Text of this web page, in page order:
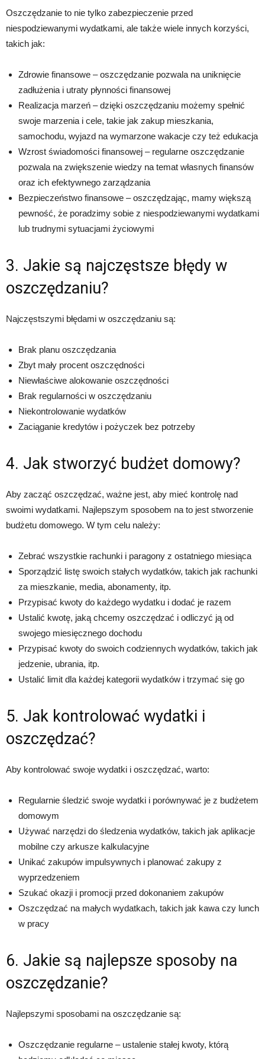
Oszczędzanie to nie tylko zabezpieczenie przed
niespodziewanymi wydatkami, ale także wiele innych korzyści,
takich jak:
Zdrowie finansowe – oszczędzanie pozwala na uniknięcie
zadłużenia i utraty płynności finansowej
Realizacja marzeń – dzięki oszczędzaniu możemy spełnić
swoje marzenia i cele, takie jak zakup mieszkania,
samochodu, wyjazd na wymarzone wakacje czy też edukacja
Wzrost świadomości finansowej – regularne oszczędzanie
pozwala na zwiększenie wiedzy na temat własnych finansów
oraz ich efektywnego zarządzania
Bezpieczeństwo finansowe – oszczędzając, mamy większą
pewność, że poradzimy sobie z niespodziewanymi wydatkami
lub trudnymi sytuacjami życiowymi
3. Jakie są najczęstsze błędy w
oszczędzaniu?
Najczęstszymi błędami w oszczędzaniu są:
Brak planu oszczędzania
Zbyt mały procent oszczędności
Niewłaściwe alokowanie oszczędności
Brak regularności w oszczędzaniu
Niekontrolowanie wydatków
Zaciąganie kredytów i pożyczek bez potrzeby
4. Jak stworzyć budżet domowy?
Aby zacząć oszczędzać, ważne jest, aby mieć kontrolę nad
swoimi wydatkami. Najlepszym sposobem na to jest stworzenie
budżetu domowego. W tym celu należy:
Zebrać wszystkie rachunki i paragony z ostatniego miesiąca
Sporządzić listę swoich stałych wydatków, takich jak rachunki
za mieszkanie, media, abonamenty, itp.
Przypisać kwoty do każdego wydatku i dodać je razem
Ustalić kwotę, jaką chcemy oszczędzać i odliczyć ją od
swojego miesięcznego dochodu
Przypisać kwoty do swoich codziennych wydatków, takich jak
jedzenie, ubrania, itp.
Ustalić limit dla każdej kategorii wydatków i trzymać się go
5. Jak kontrolować wydatki i
oszczędzać?
Aby kontrolować swoje wydatki i oszczędzać, warto:
Regularnie śledzić swoje wydatki i porównywać je z budżetem
domowym
Używać narzędzi do śledzenia wydatków, takich jak aplikacje
mobilne czy arkusze kalkulacyjne
Unikać zakupów impulsywnych i planować zakupy z
wyprzedzeniem
Szukać okazji i promocji przed dokonaniem zakupów
Oszczędzać na małych wydatkach, takich jak kawa czy lunch
w pracy
6. Jakie są najlepsze sposoby na
oszczędzanie?
Najlepszymi sposobami na oszczędzanie są:
Oszczędzanie regularne – ustalenie stałej kwoty, którą